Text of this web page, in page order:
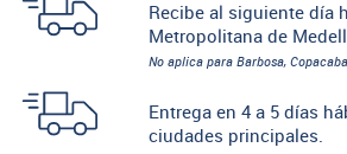
Recibe al siguiente día
Metropolitana de
No aplica para Barbosa,
Entrega en 4 a 5 días
ciudades principales.